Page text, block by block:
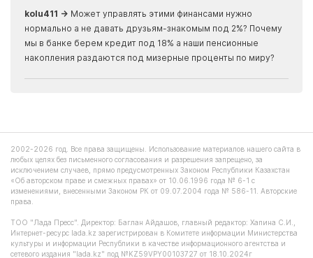
kolu411 → Может управлять этими финансами нужно
нормально а не давать друзьям-знакомым под 2%? Почему
мы в банке берем кредит под 18% а наши пенсионные
накопления раздаются под мизерные проценты по миру?
2002-2026 год. Все права защищены. Использование материалов нашего сайта в
любых целях без письменного согласования и разрешения запрещено, за
исключением случаев, прямо предусмотренных Законом Республики Казахстан
«Об авторском праве и смежных правах» от 10.06.1996 года № 6-1 с
изменениями, внесенными Законом РК от 09.07.2004 года № 586-11. Авторские
права.
ТОО "Лада Пресс". Директор: Баглан Айдашов, главный редактор: Хапина С.И.,
Интернет-ресурс lada.kz зарегистрирован в Комитете информации Министерства
культуры и информации Республики в качестве информационного агентства и
сетевого издания "lada.kz" под №KZ59VPY00103727 от 18.10.2024г